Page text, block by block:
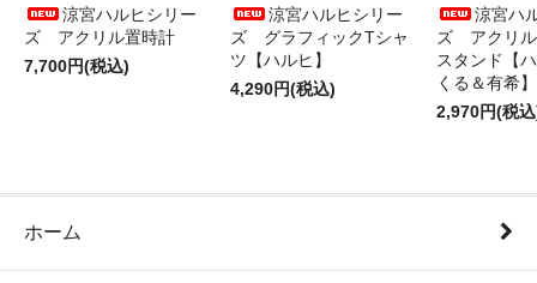
涼宮ハルヒシリー
ズ アクリル置時計
7,700円(税込)
涼宮ハルヒシリー
ズ グラフィックTシャ
ツ【ハルヒ】
4,290円(税込)
涼宮ハ
ズ アクリル
スタンド【
くる＆有希】
2,970円(税
ホーム